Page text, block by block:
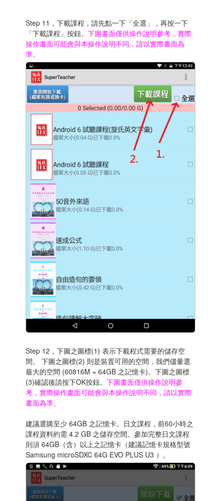
Step 11，下載課程，請先點一下「全選」，再按一下
「下載課程」按鈕。下圖畫面僅供操作說明參考，實際
操作畫面可能會與本操作說明不同，請以實際畫面為
準。
Step 12，下圖之圖標(1) 表示下載程式需要的儲存空
間。 下圖之圖標(2) 則是裝置可用的空間，我們儘量選
最大的空間 (60816M = 64GB 之記憶卡)。下圖之圖標
(3)確認後請按下OK按鈕。下圖畫面僅供操作說明參
考，實際操作畫面可能會與本操作說明不同，請以實際
畫面為準。
建議選購至少 64GB 之記憶卡。日文課程，前60小時之
課程資料約需 4.2 GB 之儲存空間。參加完整日文課程
則須 64GB（含）以上之記憶卡（建議記憶卡規格型號
Samsung microSDXC 64G EVO PLUS U3 ）。